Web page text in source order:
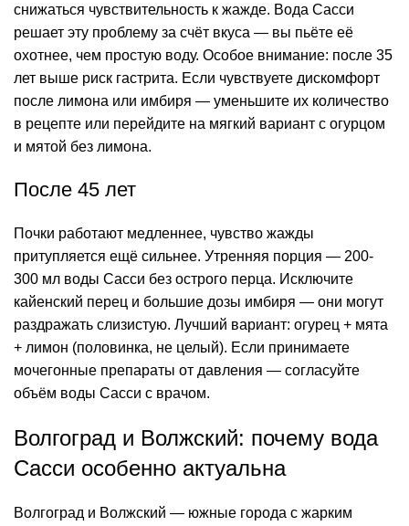
снижаться чувствительность к жажде. Вода Сасси
решает эту проблему за счёт вкуса — вы пьёте её
охотнее, чем простую воду. Особое внимание: после 35
лет выше риск гастрита. Если чувствуете дискомфорт
после лимона или имбиря — уменьшите их количество
в рецепте или перейдите на мягкий вариант с огурцом
и мятой без лимона.
После 45 лет
Почки работают медленнее, чувство жажды
притупляется ещё сильнее. Утренняя порция — 200-
300 мл воды Сасси без острого перца. Исключите
кайенский перец и большие дозы имбиря — они могут
раздражать слизистую. Лучший вариант: огурец + мята
+ лимон (половинка, не целый). Если принимаете
мочегонные препараты от давления — согласуйте
объём воды Сасси с врачом.
Волгоград и Волжский: почему вода
Сасси особенно актуальна
Волгоград и Волжский — южные города с жарким